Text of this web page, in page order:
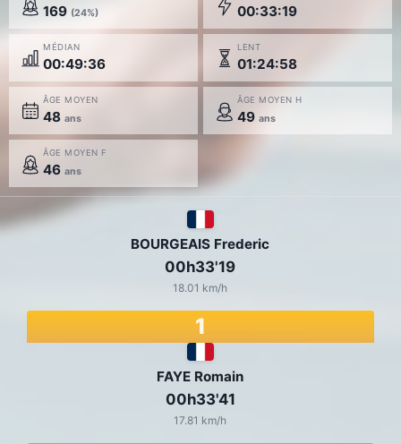
169 (24%) 00:33:19
MÉDIAN
00:49:36
LENT
01:24:58
ÂGE MOYEN
48 ans
ÂGE MOYEN H
49 ans
ÂGE MOYEN F
46 ans
FAYE Romain
00h33'41
17.81 km/h
BOURGEAIS Frederic
00h33'19
18.01 km/h
1